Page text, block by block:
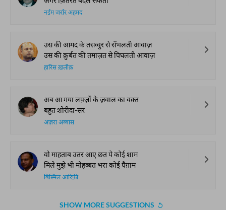
नईम जर्रार अहमद
उस की आमद के तसव्वुर से सँभलती आवाज़
उस की क़ुर्बत की तमाज़त से पिघलती आवाज़
हारिस ख़लीक़
अब आ गया लफ़्ज़ों के ज़वाल का वक़्त
बहुत शोरीदा-सर
अज़रा अब्बास
वो माहताब उतर आए छत पे कोई शाम
मिले मुझे भी मोहब्बत भरा कोई पैग़ाम
बिस्मिल आरिफ़ी
SHOW MORE SUGGESTIONS